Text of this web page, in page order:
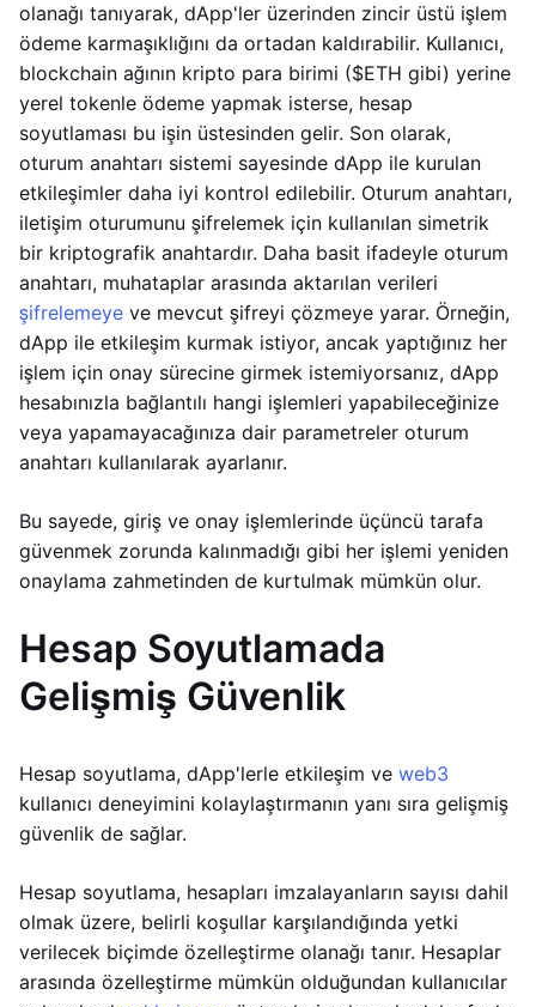
olanağı tanıyarak, dApp'ler üzerinden zincir üstü işlem
ödeme karmaşıklığını da ortadan kaldırabilir. Kullanıcı,
blockchain ağının kripto para birimi ($ETH gibi) yerine
yerel tokenle ödeme yapmak isterse, hesap
soyutlaması bu işin üstesinden gelir. Son olarak,
oturum anahtarı sistemi sayesinde dApp ile kurulan
etkileşimler daha iyi kontrol edilebilir. Oturum anahtarı,
iletişim oturumunu şifrelemek için kullanılan simetrik
bir kriptografik anahtardır. Daha basit ifadeyle oturum
anahtarı, muhataplar arasında aktarılan verileri
şifrelemeye ve mevcut şifreyi çözmeye yarar. Örneğin,
dApp ile etkileşim kurmak istiyor, ancak yaptığınız her
işlem için onay sürecine girmek istemiyorsanız, dApp
hesabınızla bağlantılı hangi işlemleri yapabileceğinize
veya yapamayacağınıza dair parametreler oturum
anahtarı kullanılarak ayarlanır.
Bu sayede, giriş ve onay işlemlerinde üçüncü tarafa
güvenmek zorunda kalınmadığı gibi her işlemi yeniden
onaylama zahmetinden de kurtulmak mümkün olur.
Hesap Soyutlamada
Gelişmiş Güvenlik
Hesap soyutlama, dApp'lerle etkileşim ve web3
kullanıcı deneyimini kolaylaştırmanın yanı sıra gelişmiş
güvenlik de sağlar.
Hesap soyutlama, hesapları imzalayanların sayısı dahil
olmak üzere, belirli koşullar karşılandığında yetki
verilecek biçimde özelleştirme olanağı tanır. Hesaplar
arasında özelleştirme mümkün olduğundan kullanıcılar